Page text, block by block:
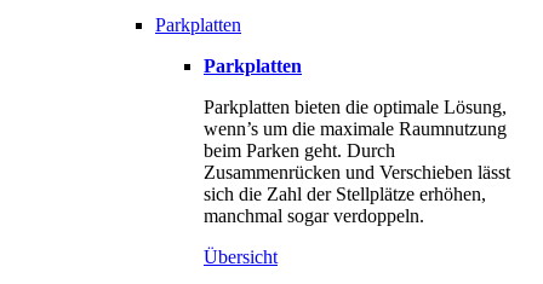
Parkplatten
Parkplatten
Parkplatten bieten die optimale Lösung,
wenn’s um die maximale Raumnutzung
beim Parken geht. Durch
Zusammenrücken und Verschieben lässt
sich die Zahl der Stellplätze erhöhen,
manchmal sogar verdoppeln.
Übersicht